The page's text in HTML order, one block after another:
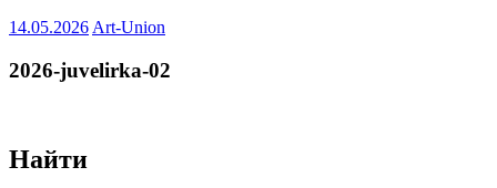
14.05.2026 Art-Union
2026-juvelirka-02
Найти